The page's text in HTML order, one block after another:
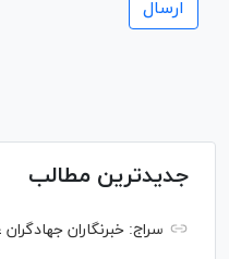
جدیدترین مطالب
سراج: خبرنگاران